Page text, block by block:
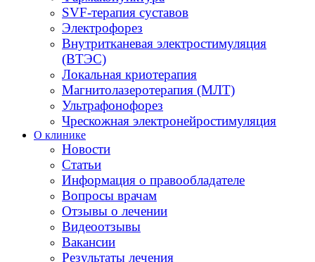
SVF-терапия суставов
Электрофорез
Внутритканевая электростимуляция
(ВТЭС)
Локальная криотерапия
Магнитолазеротерапия (МЛТ)
Ультрафонофорез
Чрескожная электронейростимуляция
О клинике
Новости
Статьи
Информация о правообладателе
Вопросы врачам
Отзывы о лечении
Видеоотзывы
Вакансии
Результаты лечения